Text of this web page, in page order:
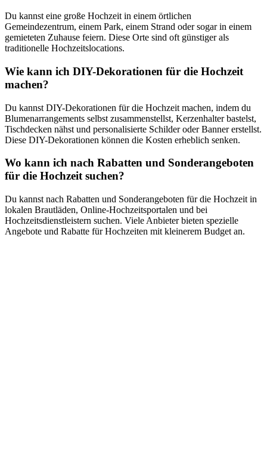
Du kannst eine große Hochzeit in einem örtlichen
Gemeindezentrum, einem Park, einem Strand oder sogar in einem
gemieteten Zuhause feiern. Diese Orte sind oft günstiger als
traditionelle Hochzeitslocations.
Wie kann ich DIY-Dekorationen für die Hochzeit
machen?
Du kannst DIY-Dekorationen für die Hochzeit machen, indem du
Blumenarrangements selbst zusammenstellst, Kerzenhalter bastelst,
Tischdecken nähst und personalisierte Schilder oder Banner erstellst.
Diese DIY-Dekorationen können die Kosten erheblich senken.
Wo kann ich nach Rabatten und Sonderangeboten
für die Hochzeit suchen?
Du kannst nach Rabatten und Sonderangeboten für die Hochzeit in
lokalen Brautläden, Online-Hochzeitsportalen und bei
Hochzeitsdienstleistern suchen. Viele Anbieter bieten spezielle
Angebote und Rabatte für Hochzeiten mit kleinerem Budget an.